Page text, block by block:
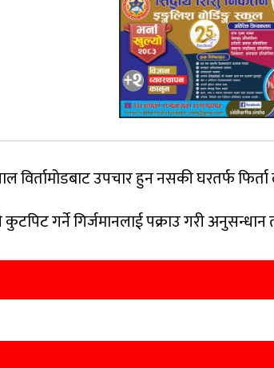
विर्तामोडबाट उपचार हुन नसकी घरतर्फ
कुटपिट गर्ने गिर्जमानलाई पक्राउ गरी